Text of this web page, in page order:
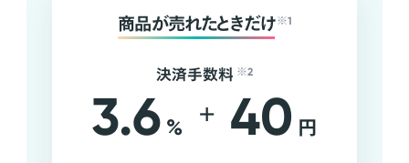
商品が売れたときだけ ※1
決済手数料 ※2
3.6 % + 40 円